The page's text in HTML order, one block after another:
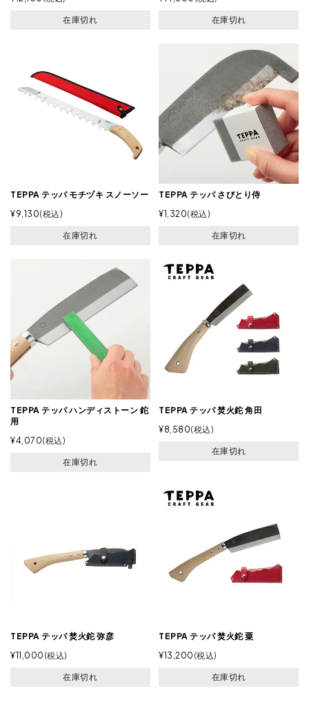
在庫切れ 在庫切れ
TEPPA テッパ モチヅキ スノーソー
¥9,130 税込
在庫切れ
TEPPA テッパ さびとり侍
¥1,320 税込
在庫切れ
TEPPA テッパ ハンディストーン 鉈
用
¥4,070 税込
在庫切れ
TEPPA テッパ 焚火鉈 角田
¥8,580 税込
在庫切れ
TEPPA テッパ 焚火鉈 弥彦
¥11,000 税込
在庫切れ
TEPPA テッパ 焚火鉈 粟
¥13,200 税込
在庫切れ